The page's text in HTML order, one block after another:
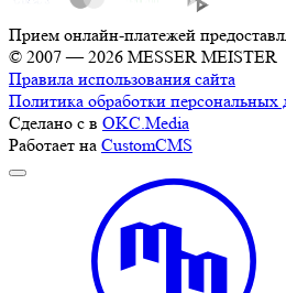
Прием онлайн-платежей
© 2007 — 2026 MESSER MEISTER
Правила использования сайта
Политика обработки персональных
Сделано с в OKC.Media
Работает на CustomCMS